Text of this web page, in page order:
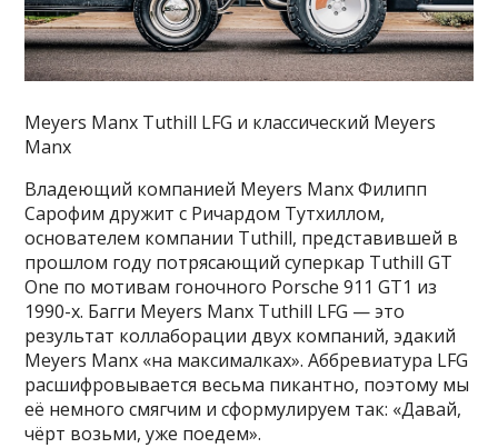
Meyers Manx Tuthill LFG и классический Meyers
Manx
Владеющий компанией Meyers Manx Филипп
Сарофим дружит с Ричардом Тутхиллом,
основателем компании Tuthill, представившей в
прошлом году потрясающий суперкар Tuthill GT
One по мотивам гоночного Porsche 911 GT1 из
1990-х. Багги Meyers Manx Tuthill LFG — это
результат коллаборации двух компаний, эдакий
Meyers Manx «на максималках». Аббревиатура LFG
расшифровывается весьма пикантно, поэтому мы
её немного смягчим и сформулируем так: «Давай,
чёрт возьми, уже поедем».